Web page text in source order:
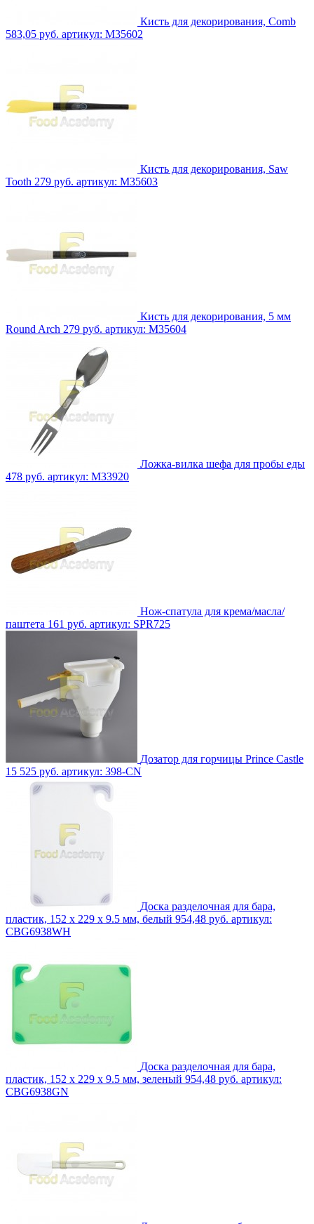
Кисть для декорирования, Comb
583,05 руб. артикул: M35602
Кисть для декорирования, Saw
Tooth 279 руб. артикул: M35603
Кисть для декорирования, 5 мм
Round Arch 279 руб. артикул: M35604
Ложка-вилка шефа для пробы еды
478 руб. артикул: M33920
Нож-спатула для крема/масла/
паштета 161 руб. артикул: SPR725
Дозатор для горчицы Prince Castle
15 525 руб. артикул: 398-CN
Доска разделочная для бара,
пластик, 152 x 229 x 9.5 мм, белый 954,48 руб. артикул:
CBG6938WH
Доска разделочная для бара,
пластик, 152 x 229 x 9.5 мм, зеленый 954,48 руб. артикул:
CBG6938GN